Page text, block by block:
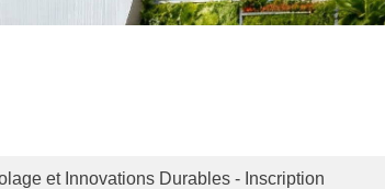
et Innovations Durables - Inscription